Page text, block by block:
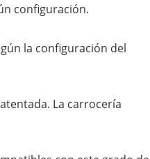
configuración.
la configuración del
La carrocería